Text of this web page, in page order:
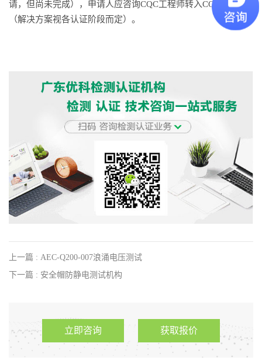
请，但尚未完成），申请人应咨询CQC工程师转入CQC申请
（解决方案视各认证阶段而定）。
上一篇 : AEC-Q200-007浪涌电压测试
下一篇 : 安全帽防静电测试机构
立即咨询 获取报价